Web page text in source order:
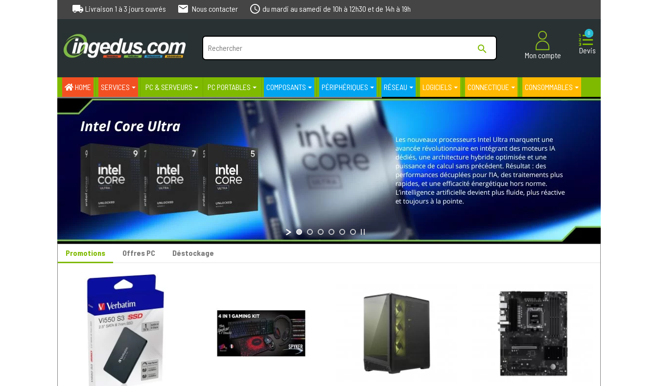
local_shipping Livraison 1 à 3 jours ouvrés email Nous contacter schedule du mardi au samedi de 10h à 12h30 et de 14h à 19h

Mon compte
Devis
0
HOME SERVICES PC & SERVEURS PC PORTABLES COMPOSANTS PÉRIPHÉRIQUES RÉSEAU LOGICIELS CONNECTIQUE CONSOMMABLES
Promotions Offres PC Déstockage